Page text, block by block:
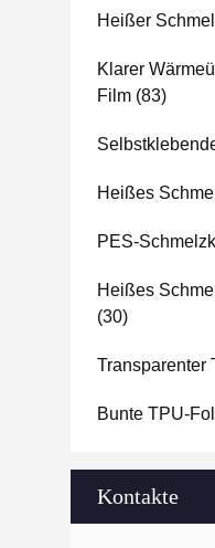
Heißer
Klarer
Film (83)
Heißes
PES-
Heißes
(30)
Transparenter
Bunte TPU-
Kontakte